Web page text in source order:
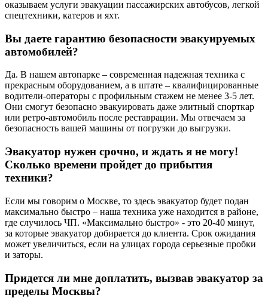
оказываем услуги эвакуации пассажирских автобусов, легкой
спецтехники, катеров и яхт.
Вы даете гарантию безопасности эвакуируемых
автомобилей?
Да. В нашем автопарке – современная надежная техника с
прекрасным оборудованием, а в штате – квалифицированные
водители-операторы с профильным стажем не менее 3-5 лет.
Они смогут безопасно эвакуировать даже элитный спорткар
или ретро-автомобиль после реставрации. Мы отвечаем за
безопасность вашей машины от погрузки до выгрузки.
Эвакуатор нужен срочно, и ждать я не могу!
Сколько времени пройдет до прибытия
техники?
Если мы говорим о Москве, то здесь эвакуатор будет подан
максимально быстро – наша техника уже находится в районе,
где случилось ЧП. «Максимально быстро» - это 20-40 минут,
за которые эвакуатор добирается до клиента. Срок ожидания
может увеличиться, если на улицах города серьезные пробки
и заторы.
Придется ли мне доплатить, вызвав эвакуатор за
пределы Москвы?